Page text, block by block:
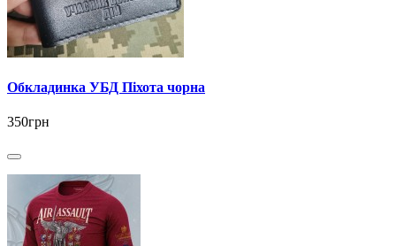
Обкладинка УБД Піхота чорна
350грн